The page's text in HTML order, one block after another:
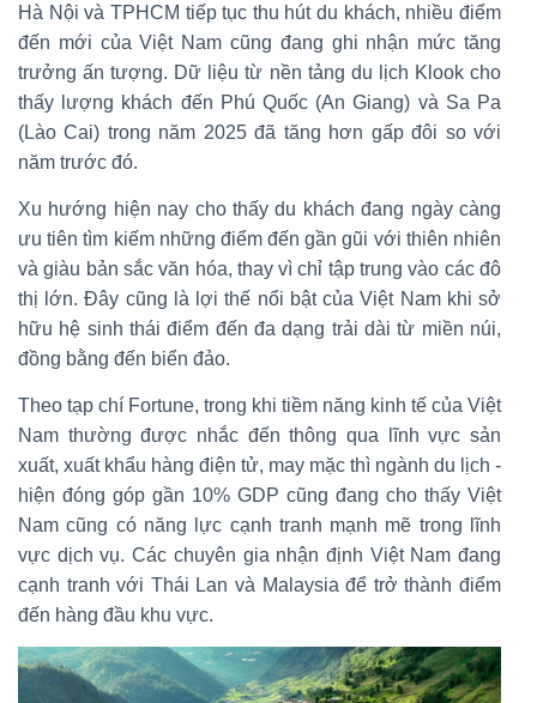
Hà Nội và TPHCM tiếp tục thu hút du khách, nhiều điểm
đến mới của Việt Nam cũng đang ghi nhận mức tăng
trưởng ấn tượng. Dữ liệu từ nền tảng du lịch Klook cho
thấy lượng khách đến Phú Quốc (An Giang) và Sa Pa
(Lào Cai) trong năm 2025 đã tăng hơn gấp đôi so với
năm trước đó.
Xu hướng hiện nay cho thấy du khách đang ngày càng
ưu tiên tìm kiếm những điểm đến gần gũi với thiên nhiên
và giàu bản sắc văn hóa, thay vì chỉ tập trung vào các đô
thị lớn. Đây cũng là lợi thế nổi bật của Việt Nam khi sở
hữu hệ sinh thái điểm đến đa dạng trải dài từ miền núi,
đồng bằng đến biển đảo.
Theo tạp chí Fortune, trong khi tiềm năng kinh tế của Việt
Nam thường được nhắc đến thông qua lĩnh vực sản
xuất, xuất khẩu hàng điện tử, may mặc thì ngành du lịch -
hiện đóng góp gần 10% GDP cũng đang cho thấy Việt
Nam cũng có năng lực cạnh tranh mạnh mẽ trong lĩnh
vực dịch vụ. Các chuyên gia nhận định Việt Nam đang
cạnh tranh với Thái Lan và Malaysia để trở thành điểm
đến hàng đầu khu vực.